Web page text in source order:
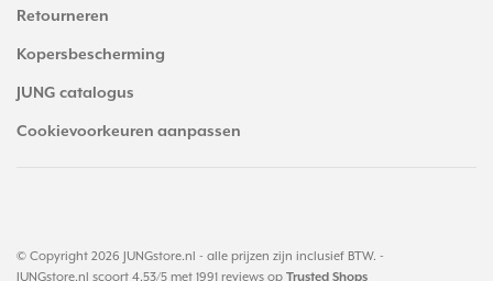
Retourneren
Kopersbescherming
JUNG catalogus
Cookievoorkeuren aanpassen
© Copyright 2026 JUNGstore.nl - alle prijzen zijn inclusief BTW. -
JUNGstore.nl scoort 4.53/5 met 1991 reviews op Trusted Shops